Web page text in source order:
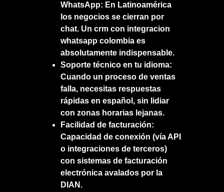
WhatsApp: En Latinoamérica
los negocios se cierran por
chat. Uncrm con integracion
whatsapp colombia es
absolutamente indispensable.
Soporte técnico en tu idioma:
Cuando un proceso de ventas
falla, necesitas respuestas
rápidas en español, sin lidiar
con zonas horarias lejanas.
Facilidad de facturación:
Capacidad de conexión (vía API
o integraciones de terceros)
con sistemas de facturación
electrónica avalados por la
DIAN.